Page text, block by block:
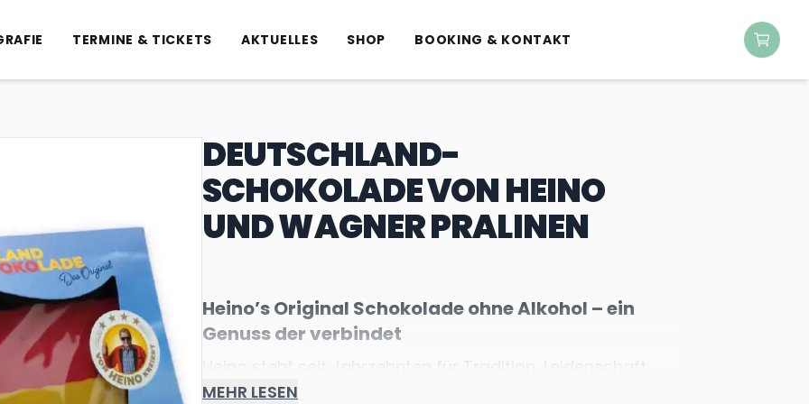
TERMINE & TICKETS AKTUELLES SHOP BOOKING & KONTAKT
DEUTSCHLAND-
SCHOKOLADE VON HEINO
UND WAGNER PRALINEN
Heino’s Original Schokolade ohne Alkohol – ein
Genuss der verbindet
und unvergessliche Momente. Jetzt bringt Deutschlands
MEHR LESEN